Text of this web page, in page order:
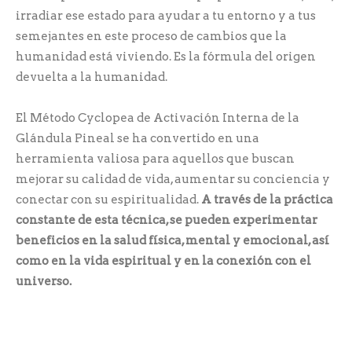
irradiar ese estado para ayudar a tu entorno y a tus
semejantes en este proceso de cambios que la
humanidad está viviendo. Es la fórmula del origen
devuelta a la humanidad.
El Método Cyclopea de Activación Interna de la
Glándula Pineal se ha convertido en una
herramienta valiosa para aquellos que buscan
mejorar su calidad de vida, aumentar su conciencia y
conectar con su espiritualidad. A través de la práctica
constante de esta técnica, se pueden experimentar
beneficios en la salud física, mental y emocional, así
como en la vida espiritual y en la conexión con el
universo.